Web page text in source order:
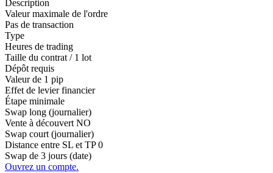
Description
Valeur maximale de l'ordre
Pas de transaction
Type
Heures de trading
Taille du contrat / 1 lot
Dépôt requis
Valeur de 1 pip
Effet de levier financier
Étape minimale
Swap long (journalier)
Vente à découvert NO
Swap court (journalier)
Distance entre SL et TP 0
Swap de 3 jours (date)
Ouvrez un compte.